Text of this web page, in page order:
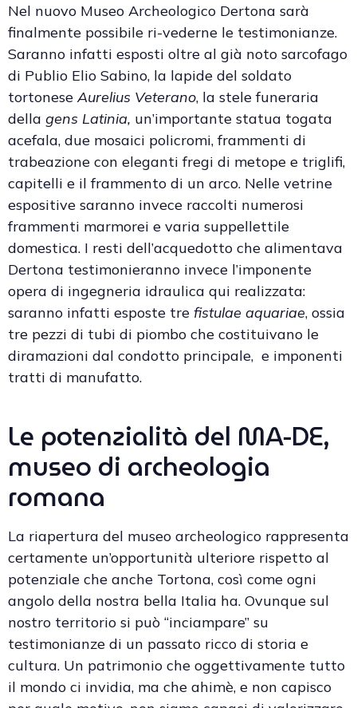
Nel nuovo Museo Archeologico Dertona sarà
finalmente possibile ri-vederne le testimonianze.
Saranno infatti esposti oltre al già noto sarcofago
di Publio Elio Sabino, la lapide del soldato
tortoneseAurelius Veterano, la stele funeraria
della gens Latinia, un’importante statua togata
acefala, due mosaici policromi, frammenti di
trabeazione con eleganti fregi di metope e triglifi,
capitelli e il frammento di un arco. Nelle vetrine
espositive saranno invece raccolti numerosi
frammenti marmorei e varia suppellettile
domestica. I resti dell’acquedotto che alimentava
Dertona testimonieranno invece l’imponente
opera di ingegneria idraulica qui realizzata:
saranno infatti esposte tre fistulae aquariae, ossia
tre pezzi di tubi di piombo che costituivano le
diramazioni dal condotto principale, e imponenti
tratti di manufatto.
Le potenzialità del MA-DE,
museo di archeologia
romana
La riapertura del museo archeologico rappresenta
certamente un’opportunità ulteriore rispetto al
potenziale che anche Tortona, così come ogni
angolo della nostra bella Italia ha. Ovunque sul
nostro territorio si può “inciampare” su
testimonianze di un passato ricco di storia e
cultura. Un patrimonio che oggettivamente tutto
il mondo ci invidia, ma che ahimè, e non capisco